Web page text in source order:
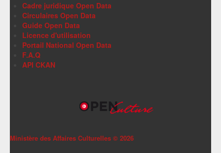
Cadre juridique Open Data
Circulaires Open Data
Guide Open Data
Licence d'utilisation
Portail National Open Data
F.A.Q
API CKAN
Ministère des Affaires Culturelles © 2026